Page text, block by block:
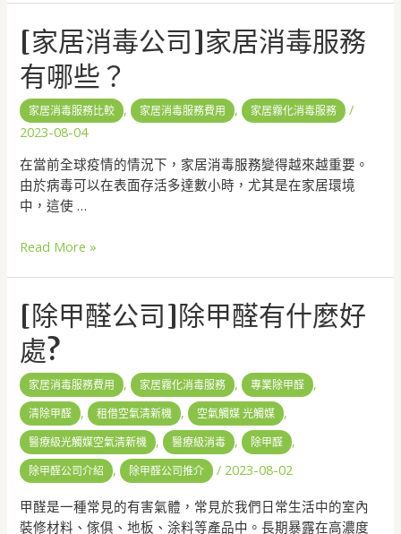
[家居消毒公司]家居消毒服務
有哪些？
家居消毒服務比較 , 家居消毒服務費用 , 家居霧化消毒服務
/
2023-08-04
在當前全球疫情的情況下，家居消毒服務變得越來越重要。
由於病毒可以在表面存活多達數小時，尤其是在家居環境
中，這使 …
Read More »
[除甲醛公司]除甲醛有什麼好
處?
家居消毒服務費用 , 家居霧化消毒服務 , 專業除甲醛 ,
清除甲醛 , 租借空氣清新機 , 空氣觸媒 光觸媒 ,
醫療級光觸媒空氣清新機 , 醫療級消毒 , 除甲醛 ,
除甲醛公司介紹 , 除甲醛公司推介 / 2023-08-02
甲醛是一種常見的有害氣體，常見於我們日常生活中的室內
裝修材料、傢俱、地板、涂料等產品中。長期暴露在高濃度